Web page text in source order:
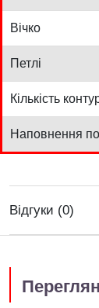
Вічко
Петлі
Кількість
Наповнення
Відгуки (0)